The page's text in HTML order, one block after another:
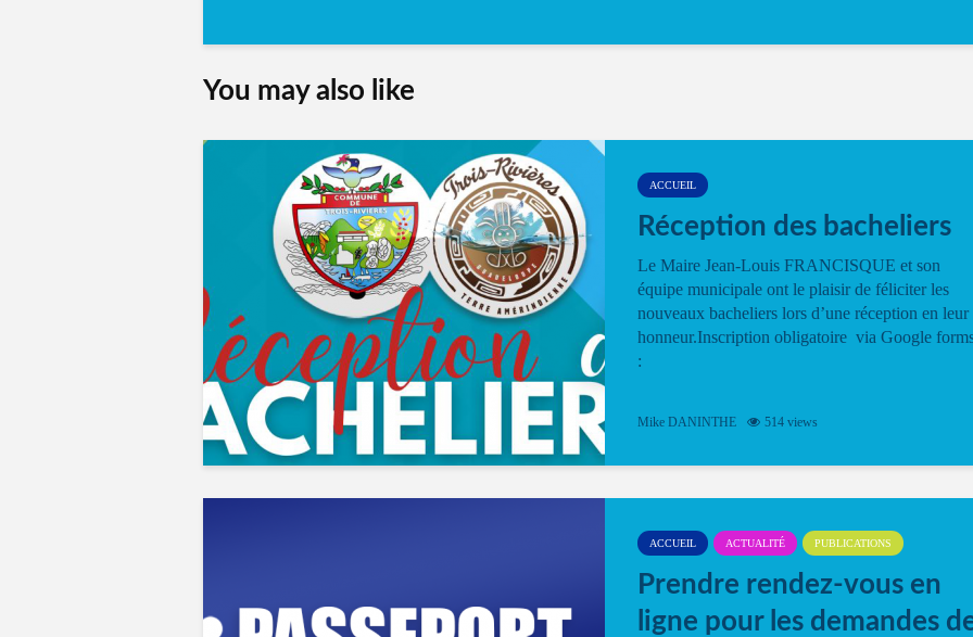
You may also like
ACCUEIL
Réception des bacheliers
Le Maire Jean-Louis FRANCISQUE et son
équipe municipale ont le plaisir de féliciter les
nouveaux bacheliers lors d’une réception en leur
honneur.Inscription obligatoire via Google
:
Mike DANINTHE 514 views
ACCUEIL ACTUALITÉ PUBLICATIONS
Prendre rendez-vous en
ligne pour les demandes